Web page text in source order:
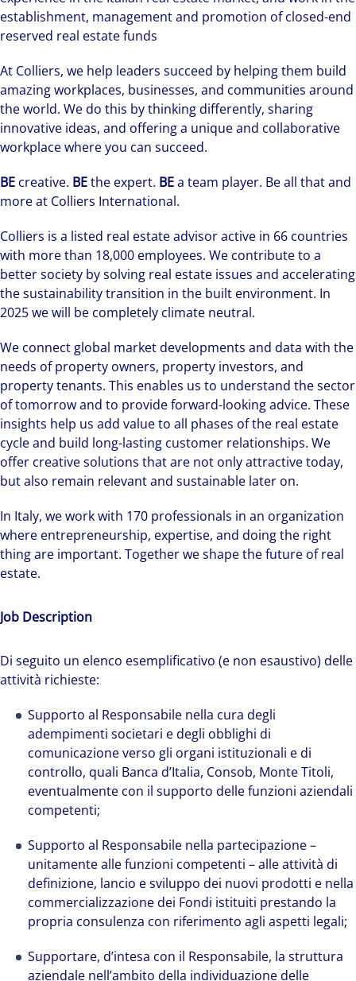
establishment, management and promotion of closed-end
reserved real estate funds
At Colliers, we help leaders succeed by helping them build
amazing workplaces, businesses, and communities around
the world. We do this by thinking differently, sharing
innovative ideas, and offering a unique and collaborative
workplace where you can succeed.
BE creative. BEthe expert. BEa team player. Be all that and
more at Colliers International.
Colliers is a listed real estate advisor active in 66 countries
with more than 18,000 employees. We contribute to a
better society by solving real estate issues and accelerating
the sustainability transition in the built environment. In
2025 we will be completely climate neutral.
We connect global market developments and data with the
needs of property owners, property investors, and
property tenants. This enables us to understand the sector
of tomorrow and to provide forward-looking advice. These
insights help us add value to all phases of the real estate
cycle and build long-lasting customer relationships. We
offer creative solutions that are not only attractive today,
but also remain relevant and sustainable later on.
In Italy, we work with 170 professionals in an organization
where entrepreneurship, expertise, and doing the right
thing are important. Together we shape the future of real
estate.
Job Description
Di seguito un elenco esemplificativo (e non esaustivo) delle
attività richieste:
Supporto al Responsabile nella cura degli
adempimenti societari e degli obblighi di
comunicazione verso gli organi istituzionali e di
controllo, quali Banca d’Italia, Consob, Monte Titoli,
eventualmente con il supporto delle funzioni aziendali
competenti;
Supporto al Responsabile nella partecipazione –
unitamente alle funzioni competenti – alle attività di
definizione, lancio e sviluppo dei nuovi prodotti e nella
commercializzazione dei Fondi istituiti prestando la
propria consulenza con riferimento agli aspetti legali;
Supportare, d’intesa con il Responsabile, la struttura
aziendale nell’ambito della individuazione delle